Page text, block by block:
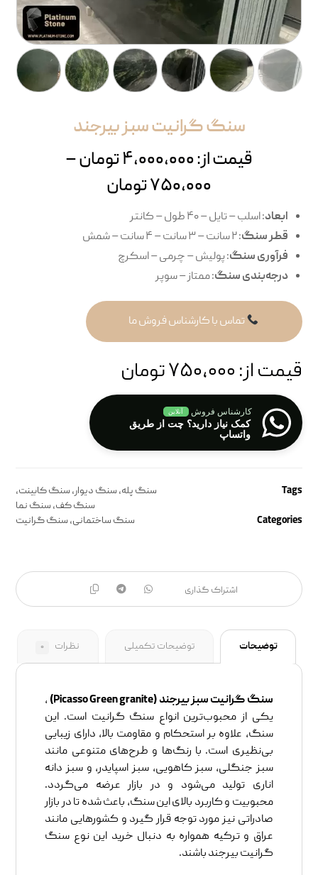
سنگ گرانیت سبز بیرجند
قیمت از:۴,۰۰۰,۰۰۰تومان–
۷۵۰,۰۰۰تومان
ابعاد: اسلب – تایل – ۴۰ طول – کانتر
قطر سنگ: ۲ سانت – ۳ سانت – ۴ سانت – شمش
فرآوری سنگ: پولیش – چرمی – اسکرچ
درجه‌بندی سنگ: ممتاز – سوپر
تماس با کارشناس فروش ما
قیمت از: ۷۵۰,۰۰۰تومان
کارشناس فروش آنلاین
کمک نیاز دارید؟ چت از طریق
واتساپ
Tags سنگ پله, سنگ دیوار, سنگ کابینت,
سنگ کف, سنگ نما
Categories
سنگ‌ ساختمانی, سنگ گرانیت
توضیحات توضیحات تکمیلی نظرات ۰
سنگ گرانیت سبز بیرجند (Picasso Green granite
) ،
یکی از محبوب‌ترین انواع سنگ گرانیت است. این
سنگ، علاوه بر استحکام و مقاومت بالا، دارای زیبایی
بی‌نظیری است. با رنگ‌ها و طرح‌های متنوعی مانند
سبز جنگلی، سبز کاهویی، سبز اسپایدر، و سبز دانه
اناری تولید می‌شود و در بازار عرضه می‌گردد.
محبوبیت و کاربرد بالای این سنگ، باعث شده تا در بازار
صادراتی نیز مورد توجه قرار گیرد و کشورهایی مانند
عراق و ترکیه همواره به دنبال خرید این نوع سنگ
گرانیت بیرجند باشند.